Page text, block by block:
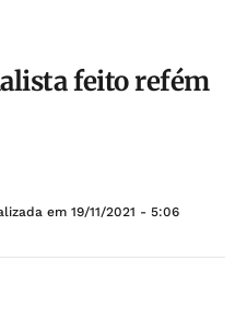
feito refém
em 19/11/2021 - 5:06